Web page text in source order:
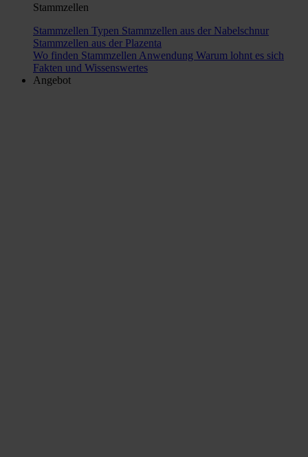
Stammzellen
Stammzellen Typen Stammzellen aus der Nabelschnur
Stammzellen aus der Plazenta
Wo finden Stammzellen Anwendung Warum lohnt es sich
Fakten und Wissenswertes
Angebot